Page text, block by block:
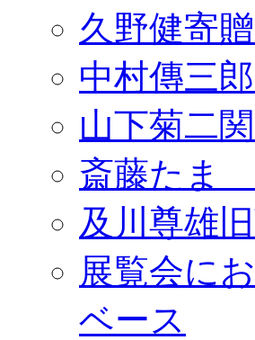
久野健寄
中村傳三
山下菊二
斎藤たま
及川尊雄
展覧会に
ベース